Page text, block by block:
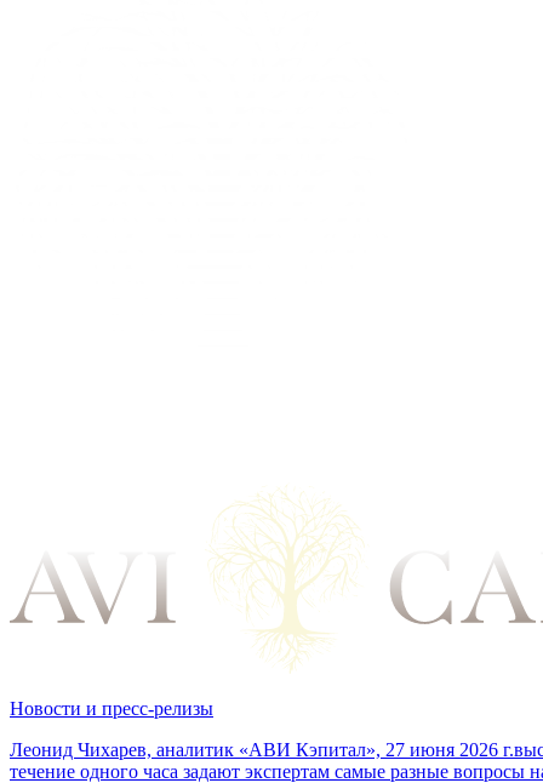
Новости и пресс-релизы
Леонид Чихарев, аналитик «АВИ Кэпитал», 27 июня 2026
течение одного часа задают экспертам самые разные вопросы